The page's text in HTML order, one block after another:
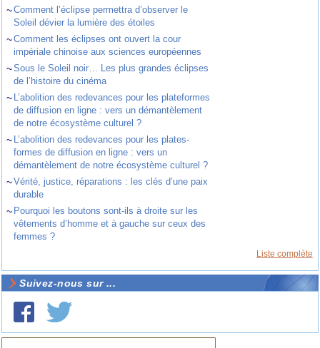
~Comment l’éclipse permettra d’observer le
Soleil dévier la lumière des étoiles
~Comment les éclipses ont ouvert la cour
impériale chinoise aux sciences européennes
~Sous le Soleil noir… Les plus grandes éclipses
de l’histoire du cinéma
~ L’abolition des redevances pour les plateformes
de diffusion en ligne : vers un démantèlement
de notre écosystème culturel ?
~ L’abolition des redevances pour les plates-
formes de diffusion en ligne : vers un
démantèlement de notre écosystème culturel ?
~Vérité, justice, réparations : les clés d’une paix
durable
~ Pourquoi les boutons sont-ils à droite sur les
vêtements d’homme et à gauche sur ceux des
femmes ?
Liste complète
Suivez-nous sur ...